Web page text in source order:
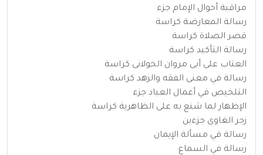
مراقبة أحوال الإمام جزء
رسالة المعارضة كراسة
قصر الصلاة كراسة
رسالة التأكيد كراسة
العتاب على أبى مروان الخولانى كراسة
رسالة في معنى الفقه والزهد كراسة
التلخيص في أعمال العباد جزء
الإظهار لما شنع به على الظاهرية كراسة
زجر الغاوى جزءين
رسالة في مسألة الإيمان
رسالة في السماع